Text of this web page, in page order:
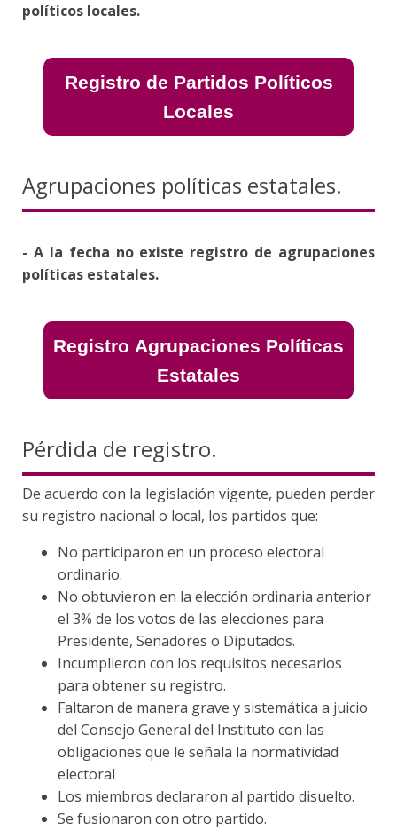
políticos locales.
Registro de Partidos Políticos
Locales
Agrupaciones políticas estatales.
- A la fecha no existe registro de agrupaciones
políticas estatales.
Registro Agrupaciones Políticas
Estatales
Pérdida de registro.
De acuerdo con la legislación vigente, pueden perder
su registro nacional o local, los partidos que:
No participaron en un proceso electoral
ordinario.
No obtuvieron en la elección ordinaria anterior
el 3% de los votos de las elecciones para
Presidente, Senadores o Diputados.
Incumplieron con los requisitos necesarios
para obtener su registro.
Faltaron de manera grave y sistemática a juicio
del Consejo General del Instituto con las
obligaciones que le señala la normatividad
electoral
Los miembros declararon al partido disuelto.
Se fusionaron con otro partido.